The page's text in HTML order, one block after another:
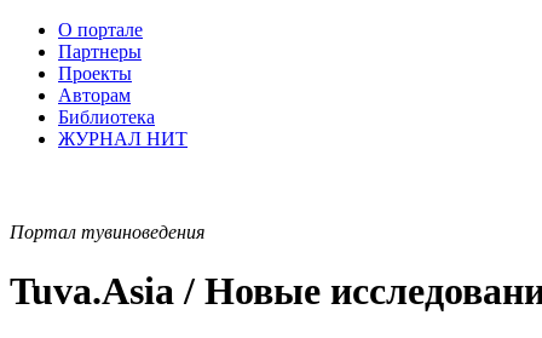
О портале
Партнеры
Проекты
Авторам
Библиотека
ЖУРНАЛ НИТ
Портал тувиноведения
Tuva.Asia / Новые